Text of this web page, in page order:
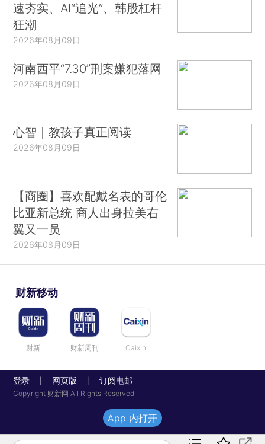
速夯实、AI“追光”、韩股杠杆
狂潮
2026年08月09日
河南西平“7.30”刑案嫌犯落网
2026年08月09日
心智｜教孩子真正阅读
2026年08月09日
【商圈】喜欢配戴名表的哥伦
比亚新总统 商人出身拉美右
翼又一员
2026年08月09日
财新移动
财新 财新周刊 Caixin
登录 网页版 订阅电邮
Copyright 财新网 All Rights Reserved
App 内打开